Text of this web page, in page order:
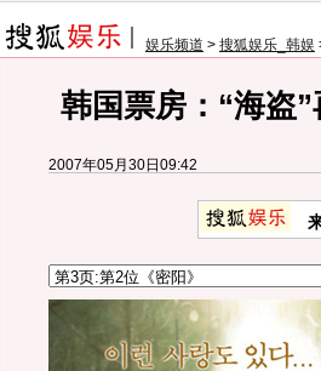
娱乐频道 > 搜狐娱乐_韩娱
韩国票房：“海盗
2007年05月30日09:42